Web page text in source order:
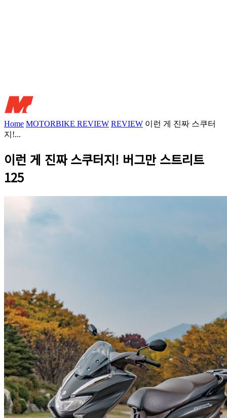
Home MOTORBIKE REVIEW REVIEW 이런 게 진짜 스쿠터
지!...
이런 게 진짜 스쿠터지! 버그만 스트리트
125